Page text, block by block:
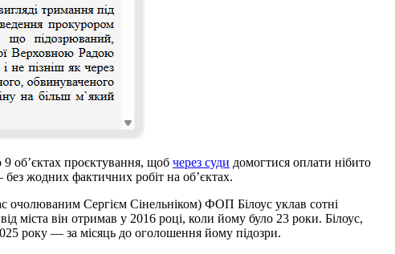
об’єктах проєктування, щоб через суди домогтися оплати нібито
жодних фактичних робіт на об’єктах.
очолюваним Сергієм Сінельніком) ФОП Білоус уклав сотні
міста він отримав у 2016 році, коли йому було 23 роки. Білоус,
року — за місяць до оголошення йому підозри.